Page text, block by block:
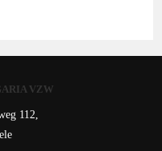
VZW
112,